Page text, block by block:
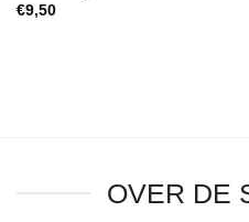
€9,50
OVER DE